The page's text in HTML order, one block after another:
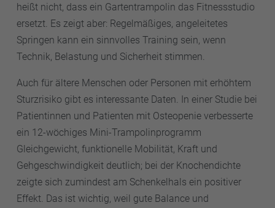
heißt nicht, dass ein Gartentrampolin das Fitnessstudio
ersetzt. Es zeigt aber: Regelmäßiges, angeleitetes
Springen kann ein sinnvolles Training sein, wenn
Technik, Belastung und Sicherheit stimmen.
Auch für ältere Menschen oder Personen mit erhöhtem
Sturzrisiko gibt es interessante Daten. In einer Studie bei
Patientinnen und Patienten mit Osteopenie verbesserte
ein 12-wöchiges Mini-Trampolinprogramm
Gleichgewicht, funktionelle Mobilität, Kraft und
Gehgeschwindigkeit deutlich; bei der Knochendichte
zeigte sich zumindest am Schenkelhals ein positiver
Effekt. Das ist wichtig, weil gute Balance und